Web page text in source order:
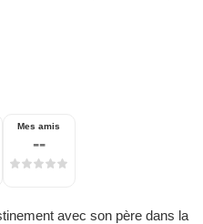
Mes amis
--
avec son père dans la